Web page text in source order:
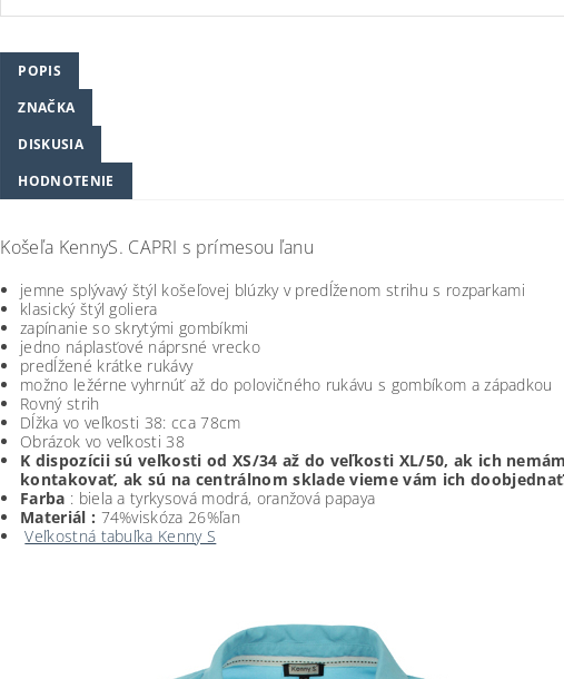
POPIS
ZNAČKA
DISKUSIA
HODNOTENIE
Košeľa KennyS. CAPRI s prímesou ľanu
jemne splývavý štýl košeľovej blúzky v predĺženom strihu s rozparkami
klasický štýl goliera
zapínanie so skrytými gombíkmi
jedno náplasťové náprsné vrecko
predĺžené krátke rukávy
možno ležérne vyhrnúť až do polovičného rukávu s gombíkom a západkou
Rovný strih
Dĺžka vo veľkosti 38: cca 78cm
Obrázok vo veľkosti 38
K dispozícii sú veľkosti od XS/34 až do veľkosti XL/50, ak ich
kontakovať, ak sú na centrálnom sklade vieme vám ich
Farba : biela a tyrkysová modrá, oranžová papaya
Materiál : 74%viskóza 26%ľan
Veľkostná tabuľka Kenny S